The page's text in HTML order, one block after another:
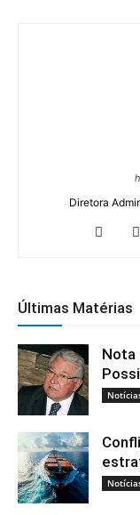
Diretora
Últimas Matérias
Nota